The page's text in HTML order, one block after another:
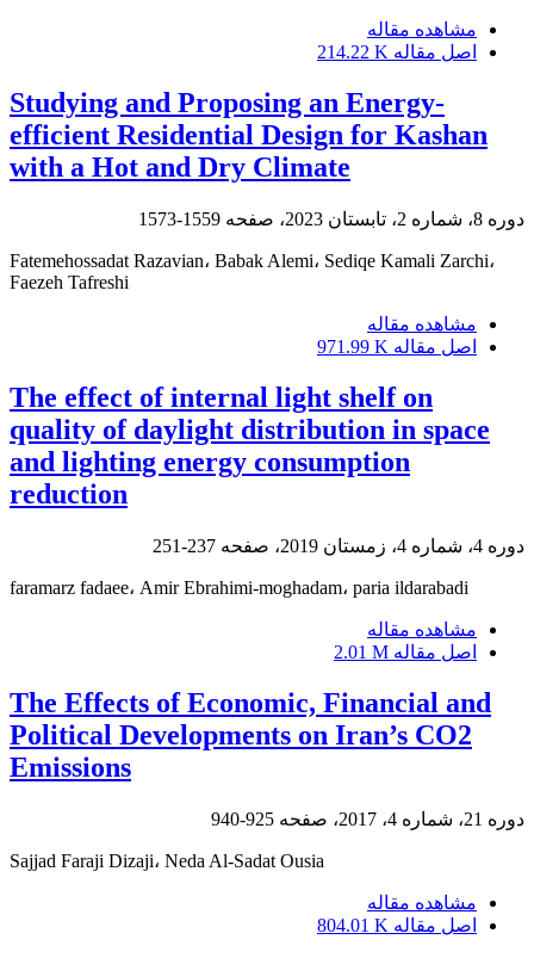
مشاهده مقاله
اصل مقاله 214.22 K
Studying and Proposing an Energy-
efficient Residential Design for Kashan
with a Hot and Dry Climate
دوره 8، شماره 2، تابستان 2023، صفحه 1559-1573
Fatemehossadat Razavian، Babak Alemi، Sediqe Kamali Zarchi،
Faezeh Tafreshi
مشاهده مقاله
اصل مقاله 971.99 K
The effect of internal light shelf on
quality of daylight distribution in space
and lighting energy consumption
reduction
دوره 4، شماره 4، زمستان 2019، صفحه 237-251
faramarz fadaee، Amir Ebrahimi-moghadam، paria ildarabadi
مشاهده مقاله
اصل مقاله 2.01 M
The Effects of Economic, Financial and
Political Developments on Iran’s CO2
Emissions
دوره 21، شماره 4، 2017، صفحه 925-940
Sajjad Faraji Dizaji، Neda Al-Sadat Ousia
مشاهده مقاله
اصل مقاله 804.01 K